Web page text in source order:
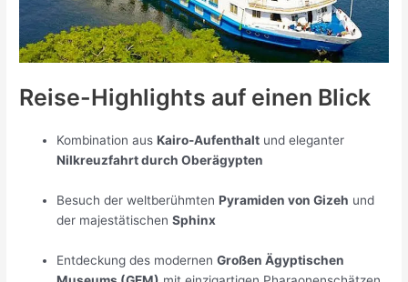
Reise-Highlights auf einen Blick
Kombination ausKairo-Aufenthalt und eleganter
Nilkreuzfahrt durch Oberägypten
Besuch der weltberühmtenPyramiden von Gizeh und
der majestätischenSphinx
Entdeckung des modernenGroßen Ägyptischen